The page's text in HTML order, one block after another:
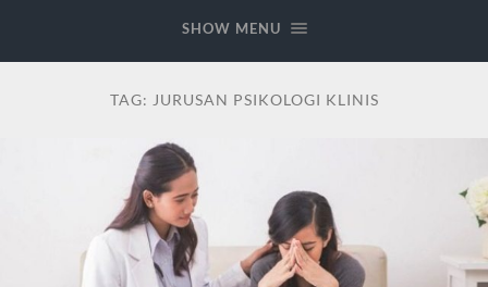
SHOW MENU
TAG: JURUSAN PSIKOLOGI KLINIS